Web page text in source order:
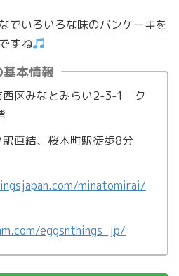
でいろいろな味のパンケーキを
すね
本情報
西区みなとみらい2-3-1 ク
直結、桜木町駅徒歩8分
minatomirai/
eggsnthings_jp/